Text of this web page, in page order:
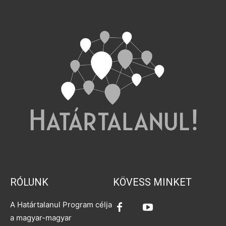
RÓLUNK
A Határtalanul Program célja
a magyar-magyar
KÖVESS MINKET